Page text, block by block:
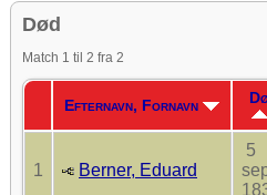
Død
Match 1 til 2 fra 2
Efternavn, Fornavn
1 Berner, Eduard
5